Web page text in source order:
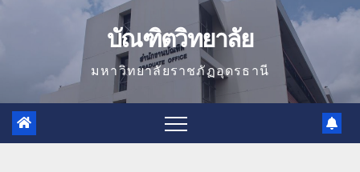
บัณฑิตวิทยาลัย
มหาวิทยาลัยราชภัฏอุดรธานี